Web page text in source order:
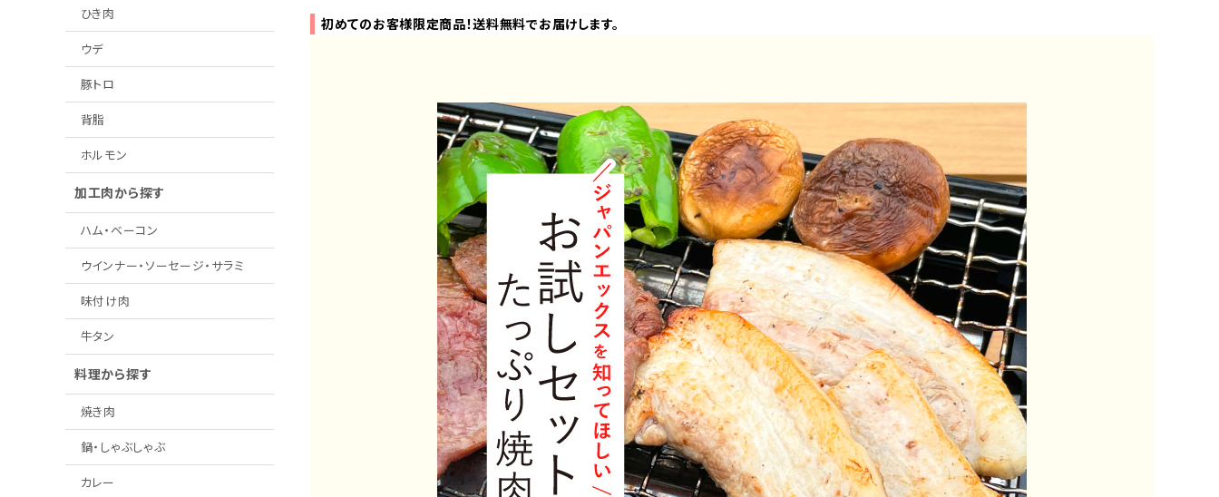
ひき肉
ウデ
豚トロ
背脂
ホルモン
加工肉から探す
ハム・ベーコン
ウインナー・ソーセージ・サラミ
味付け肉
牛タン
料理から探す
焼き肉
鍋・しゃぶしゃぶ
カレー
初めてのお客様限定商品！送料無料でお届けします。